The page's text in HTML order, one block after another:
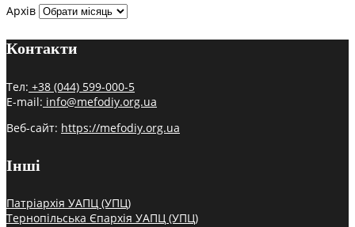
Архів
Контакти
Тел: +38 (044) 599-000-5
E-mail: info@mefodiy.org.ua
Веб-сайт: https://mefodiy.org.ua
Інші
Патріархія УАПЦ (УПЦ)
Тернопільська Єпархія УАПЦ (УПЦ)